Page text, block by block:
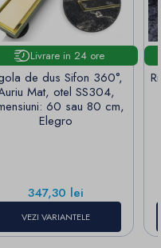
Livrare in 24 ore
de dus Sifon 360°,
Mat, otel SS304,
60 sau 80 cm,
Elegro
Pret
347,30 lei
VEZI VARIANTELE